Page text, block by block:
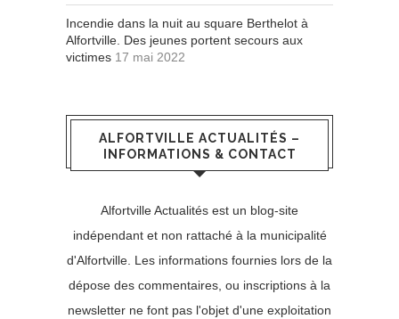
Incendie dans la nuit au square Berthelot à
Alfortville. Des jeunes portent secours aux
victimes 17 mai 2022
ALFORTVILLE ACTUALITÉS –
INFORMATIONS & CONTACT
Alfortville Actualités est un blog-site
indépendant et non rattaché à la municipalité
d'Alfortville. Les informations fournies lors de la
dépose des commentaires, ou inscriptions à la
newsletter ne font pas l'objet d'une exploitation